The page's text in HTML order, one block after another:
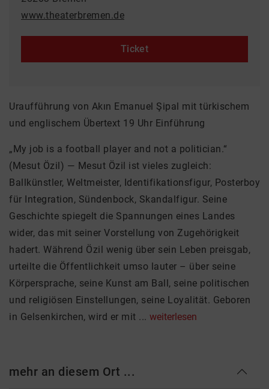
www.theaterbremen.de
Ticket
Uraufführung von Akın Emanuel Şipal mit türkischem
und englischem Übertext 19 Uhr Einführung
„My job is a football player and not a politician.“
(Mesut Özil) — Mesut Özil ist vieles zugleich:
Ballkünstler, Weltmeister, Identifikationsfigur, Posterboy
für Integration, Sündenbock, Skandalfigur. Seine
Geschichte spiegelt die Spannungen eines Landes
wider, das mit seiner Vorstellung von Zugehörigkeit
hadert. Während Özil wenig über sein Leben preisgab,
urteilte die Öffentlichkeit umso lauter – über seine
Körpersprache, seine Kunst am Ball, seine politischen
und religiösen Einstellungen, seine Loyalität. Geboren
in Gelsenkirchen, wird er mit ... weiterlesen
mehr an diesem Ort ...